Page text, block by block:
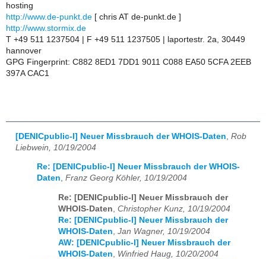
hosting
http://www.de-punkt.de [ chris AT de-punkt.de ]
http://www.stormix.de
T +49 511 1237504 | F +49 511 1237505 | laportestr. 2a, 30449
hannover
GPG Fingerprint: C882 8ED1 7DD1 9011 C088 EA50 5CFA 2EEB
397A CAC1
[DENICpublic-l] Neuer Missbrauch der WHOIS-Daten Rob
Liebwein, 10/19/2004
Re: [DENICpublic-l] Neuer Missbrauch der WHOIS-
Daten, Franz Georg Köhler, 10/19/2004
Re: [DENICpublic-l] Neuer Missbrauch der
WHOIS-Daten Christopher Kunz, 10/19/2004
Re: [DENICpublic-l] Neuer Missbrauch der
WHOIS-Daten Jan Wagner, 10/19/2004
AW: [DENICpublic-l] Neuer Missbrauch der
WHOIS-Daten
Winfried Haug, 10/20/2004